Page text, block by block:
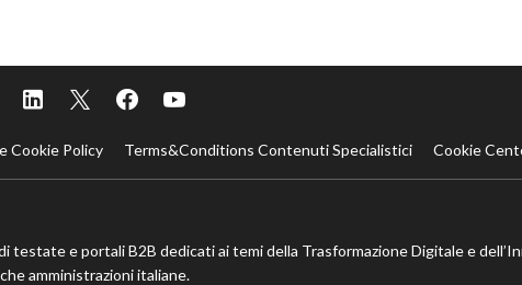
Cookie Policy Terms&Conditions Contenuti Specialistici Cookie
testate e portali B2B dedicati ai temi della Trasformazione Digitale e
amministrazioni italiane.